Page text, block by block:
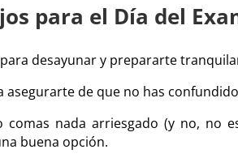
para el Día del
desayunar y prepararte
asegurarte de que no has
nada arriesgado (y no, no
buena opción.